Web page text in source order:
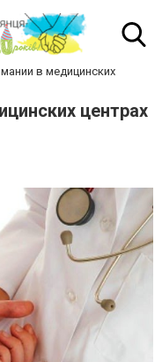
в медицинских
центрах